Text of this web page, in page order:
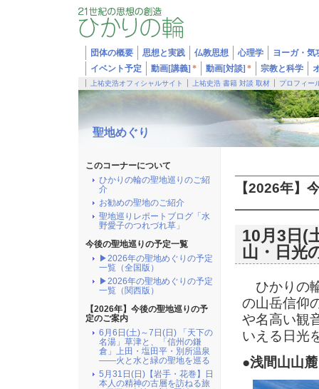
団体の概要 思想と実践 仏教思想 心理学
ヨーガ・気
イベント予定
動画[講義] * 動画[対談] * 宗教と科学
上祐史浩オフィシャルサイト 上祐史浩 書籍 対談 取材 プロフィー
聖地めぐり
【2026年】
10月3日(
山・日光
ひかりの
の山岳信仰
や名高い観
いえる日光
●浅間山山麓
このコーナーについて
ひかりの輪の聖地巡りのご紹
介
お勧めの聖地のご紹介
聖地巡りレポートブログ「水
野愛子のつれづれ草」
今後の聖地巡りの予定一覧
▶2026年の聖地めぐりの予定
一覧（全国版）
▶2026年の聖地めぐりの予定
一覧（関西版）
【2026年】今後の聖地巡りの予
定のご案内
6月6日(土)～7日(日) 「天下の
名湯」草津と、「信州の鎌
倉」上田・塩田平・別所温泉
――火と水と緑の聖地を巡る
5月31日(日)【岩手・花巻】日
本人の精神の古層を訪ねる旅